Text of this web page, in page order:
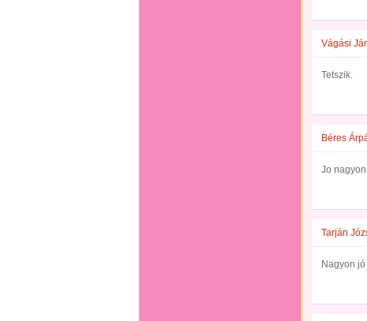
Vágási
Tetszik.
Béres
Jo
Tarján
Nagyon